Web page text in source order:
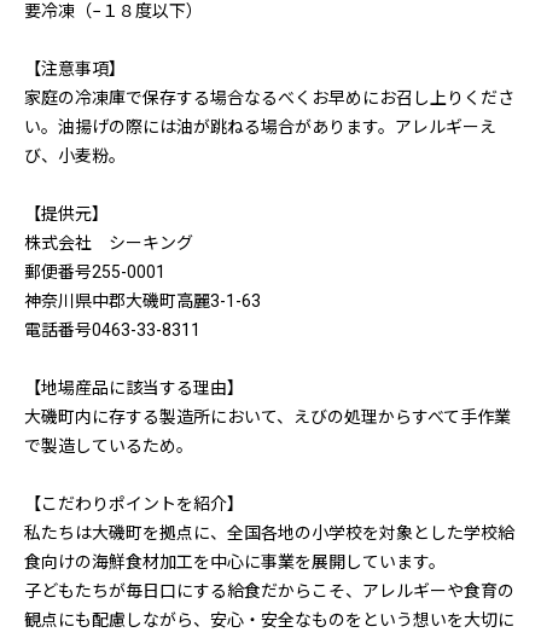
要冷凍（−１８度以下）
【注意事項】
家庭の冷凍庫で保存する場合なるべくお早めにお召し上りくださ
い。油揚げの際には油が跳ねる場合があります。アレルギーえ
び、小麦粉。
【提供元】
株式会社 シーキング
郵便番号255-0001
神奈川県中郡大磯町高麗3-1-63
電話番号0463-33-8311
【地場産品に該当する理由】
大磯町内に存する製造所において、えびの処理からすべて手作業
で製造しているため。
【こだわりポイントを紹介】
私たちは大磯町を拠点に、全国各地の小学校を対象とした学校給
食向けの海鮮食材加工を中心に事業を展開しています。
子どもたちが毎日口にする給食だからこそ、アレルギーや食育の
観点にも配慮しながら、安心・安全なものをという想いを大切に